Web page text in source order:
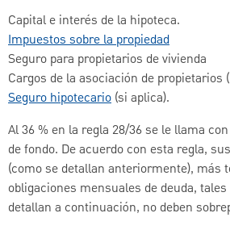
Capital e interés de la hipoteca.
Impuestos sobre la propiedad
Seguro para propietarios de vivienda
Cargos de la asociación de propietarios
Seguro hipotecario (si aplica).
Al 36 % en la regla 28/36 se le llama
de fondo. De acuerdo con esta regla,
(como se detallan anteriormente), más
obligaciones mensuales de deuda,
detallan a continuación, no deben